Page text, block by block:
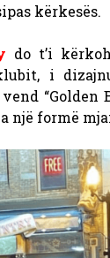
kërkesës.
do t’i
i
“Golden
një formë